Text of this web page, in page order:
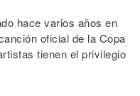
hace varios años en
oficial de la Copa
tienen el privilegio